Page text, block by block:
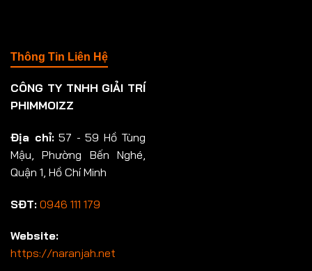
Thông Tin Liên Hệ
CÔNG TY TNHH GIẢI TRÍ
PHIMMOIZZ
Địa chỉ:57 - 59 Hồ Tùng
Mậu, Phường Bến Nghé,
Quận 1, Hồ Chí Minh
SĐT: 0946 111 179
Website:
https://naranjah.net